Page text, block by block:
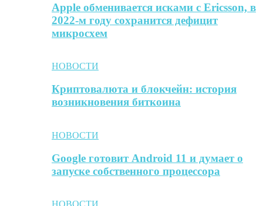
Apple обменивается исками с Ericsson, в
2022-м году сохранится дефицит
микросхем
НОВОСТИ
Криптовалюта и блокчейн: история
возникновения биткоина
НОВОСТИ
Google готовит Android 11 и думает о
запуске собственного процессора